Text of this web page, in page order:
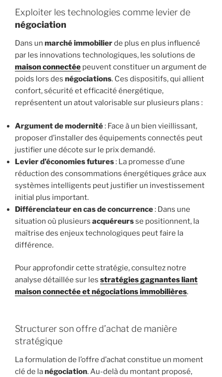
Exploiter les technologies comme levier de
négociation
Dans un marché immobilierde plus en plus influencé
par les innovations technologiques, les solutions de
maison connectée peuvent constituer un argument de
poids lors des négociations. Ces dispositifs, qui allient
confort, sécurité et efficacité énergétique,
représentent un atout valorisable sur plusieurs plans :
Argument de modernité: Face à un bien vieillissant,
proposer d’installer des équipements connectés peut
justifier une décote sur le prix demandé.
Levier d’économies futures: La promesse d’une
réduction des consommations énergétiques grâce aux
systèmes intelligents peut justifier un investissement
initial plus important.
Différenciateur en cas de concurrence: Dans une
situation où plusieurs acquéreursse positionnent, la
maîtrise des enjeux technologiques peut faire la
différence.
Pour approfondir cette stratégie, consultez notre
analyse détaillée sur les stratégies gagnantes liant
maison connectée et négociations immobilières.
Structurer son offre d’achat de manière
stratégique
La formulation de l’offre d’achat constitue un moment
clé de lanégociation. Au-delà du montant proposé,